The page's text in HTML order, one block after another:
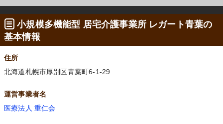
小規模多機能型 居宅介護事業所 レガート青葉の
基本情報
住所
北海道札幌市厚別区青葉町6-1-29
運営事業者名
医療法人 重仁会